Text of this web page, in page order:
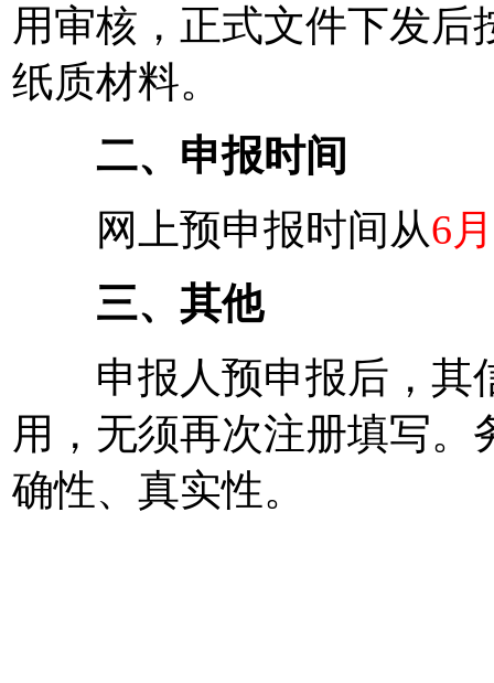
用审核，正式文件下发
纸质材料。
二、申报时间
网上预申报时间从6
三、其他
申报人预申报后，其
用，无须再次注册填写
确性、真实性。